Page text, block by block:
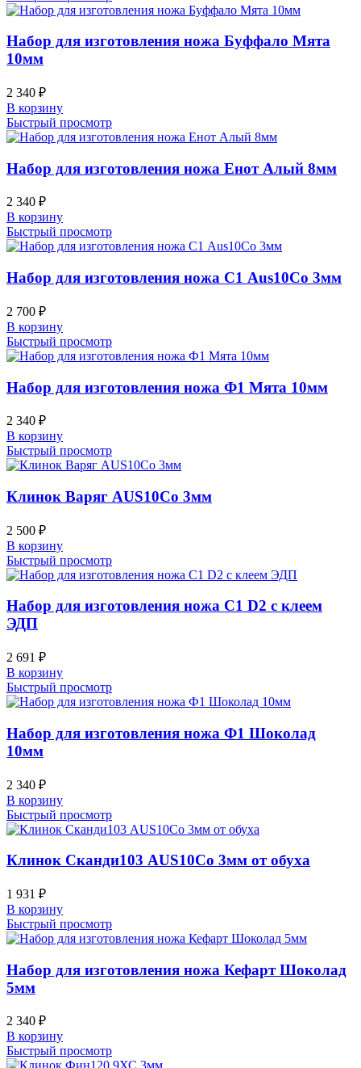
Набор для изготовления ножа Буффало Мята
10мм
2 340 ₽
В корзину
Быстрый просмотр
Набор для изготовления ножа Енот Алый 8мм
2 340 ₽
В корзину
Быстрый просмотр
Набор для изготовления ножа С1 Aus10Co 3мм
2 700 ₽
В корзину
Быстрый просмотр
Набор для изготовления ножа Ф1 Мята 10мм
2 340 ₽
В корзину
Быстрый просмотр
Клинок Варяг AUS10Co 3мм
2 500 ₽
В корзину
Быстрый просмотр
Набор для изготовления ножа С1 D2 с клеем
ЭДП
2 691 ₽
В корзину
Быстрый просмотр
Набор для изготовления ножа Ф1 Шоколад
10мм
2 340 ₽
В корзину
Быстрый просмотр
Клинок Сканди103 AUS10Co 3мм от обуха
1 931 ₽
В корзину
Быстрый просмотр
Набор для изготовления ножа Кефарт Шоколад
5мм
2 340 ₽
В корзину
Быстрый просмотр